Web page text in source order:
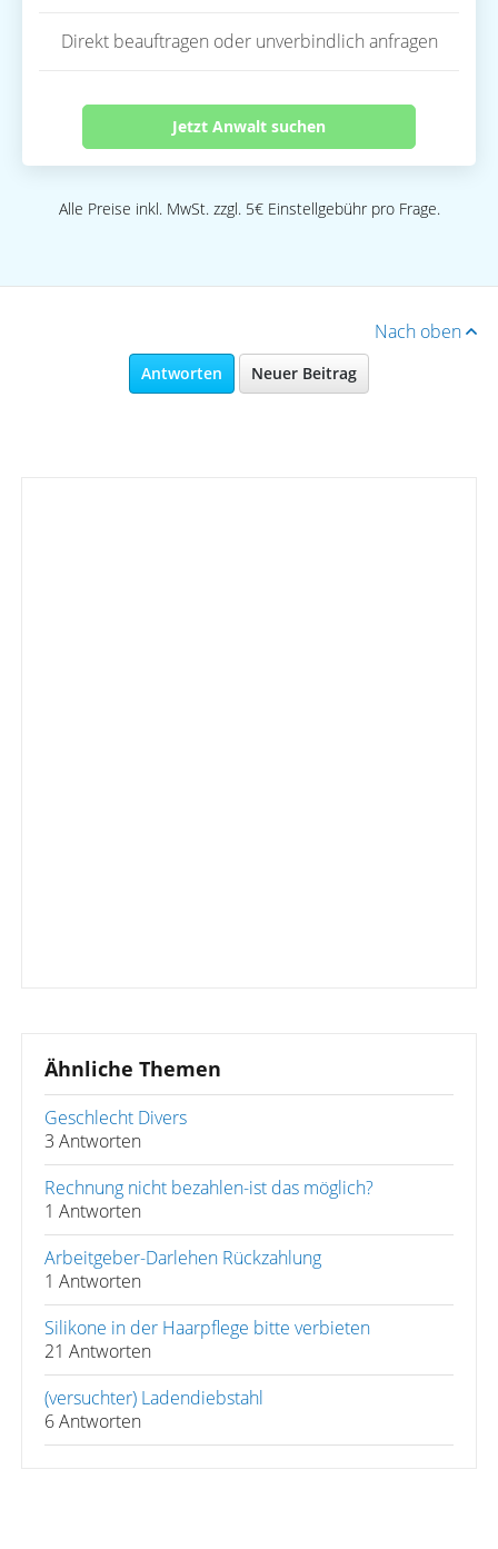
Direkt beauftragen oder unverbindlich anfragen
Jetzt Anwalt suchen
Alle Preise inkl. MwSt. zzgl. 5€ Einstellgebühr pro Frage.
Nach oben
Antworten Neuer Beitrag
Ähnliche Themen
Geschlecht Divers
3 Antworten
Rechnung nicht bezahlen-ist das möglich?
1 Antworten
Arbeitgeber-Darlehen Rückzahlung
1 Antworten
Silikone in der Haarpflege bitte verbieten
21 Antworten
(versuchter) Ladendiebstahl
6 Antworten